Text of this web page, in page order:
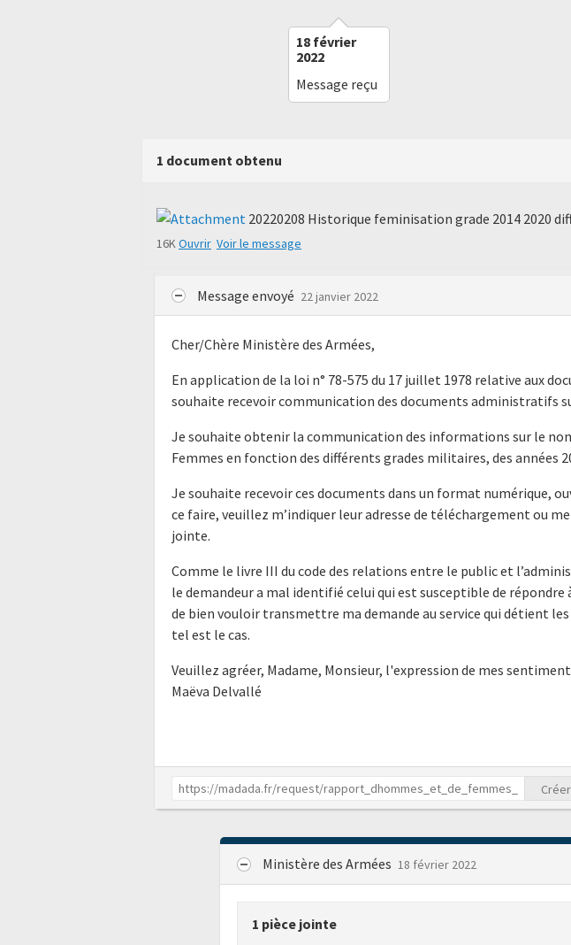
18 février
2022
Message reçu
1 document obtenu
20220208 Historique feminisation grade 2014 2020
16KOuvrir Voir le message
Message envoyé 22 janvier 2022
Cher/Chère Ministère des Armées,
En application de la loi n° 78-575 du 17 juillet 1978 relative aux
souhaite recevoir communication des documents administratifs
Je souhaite obtenir la communication des informations sur le
Femmes en fonction des différents grades militaires, des années
Je souhaite recevoir ces documents dans un format numérique,
ce faire, veuillez m’indiquer leur adresse de téléchargement ou
jointe.
Comme le livre III du code des relations entre le public et
le demandeur a mal identifié celui qui est susceptible de répondre
de bien vouloir transmettre ma demande au service qui détient
tel est le cas.
Veuillez agréer, Madame, Monsieur, l'expression de mes
Maëva Delvallé
Ministère des Armées 18 février 2022
1 pièce jointe